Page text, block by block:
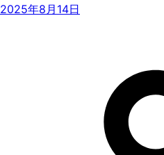
2025年8月14日